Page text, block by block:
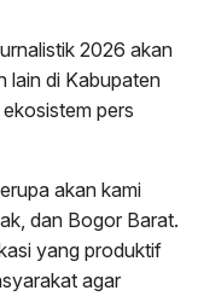
2026 akan
lain di Kabupaten
pers
akan kami
dan Bogor Barat.
yang produktif
agar